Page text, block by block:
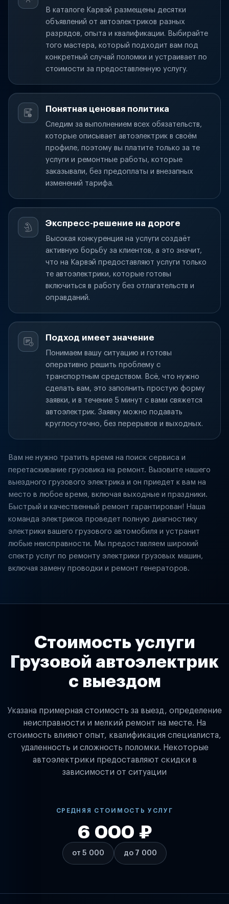
В каталоге Карвэй размещены десятки
объявлений от автоэлектриков разных
разрядов, опыта и квалификации. Выбирайте
того мастера, который подходит вам под
конкретный случай поломки и устраивает по
стоимости за предоставленную услугу.
Понятная ценовая политика
Следим за выполнением всех обязательств,
которые описывает автоэлектрик в своём
профиле, поэтому вы платите только за те
услуги и ремонтные работы, которые
заказывали, без предоплаты и внезапных
изменений тарифа.
Экспресс-решение на дороге
Высокая конкуренция на услуги создаёт
активную борьбу за клиентов, а это значит,
что на Карвэй предоставляют услуги только
те автоэлектрики, которые готовы
включиться в работу без отлагательств и
оправданий.
Подход имеет значение
Понимаем вашу ситуацию и готовы
оперативно решить проблему с
транспортным средством. Всё, что нужно
сделать вам, это заполнить простую форму
заявки, и в течение 5 минут с вами свяжется
автоэлектрик. Заявку можно подавать
круглосуточно, без перерывов и выходных.
Вам не нужно тратить время на поиск сервиса и
перетаскивание грузовика на ремонт. Вызовите нашего
выездного грузового электрика и он приедет к вам на
место в любое время, включая выходные и праздники.
Быстрый и качественный ремонт гарантирован! Наша
команда электриков проведет полную диагностику
электрики вашего грузового автомобиля и устранит
любые неисправности. Мы предоставляем широкий
спектр услуг по ремонту электрики грузовых машин,
включая замену проводки и ремонт генераторов.
Стоимость услуги
Грузовой автоэлектрик
с выездом
Указана примерная стоимость за выезд, определение
неисправности и мелкий ремонт на месте. На
стоимость влияют опыт, квалификация специалиста,
удаленность и сложность поломки. Некоторые
автоэлектрики предоставляют скидки в
зависимости от ситуации
СРЕДНЯЯ СТОИМОСТЬ УСЛУГ
от 5 000
6 000 ₽
до 7 000